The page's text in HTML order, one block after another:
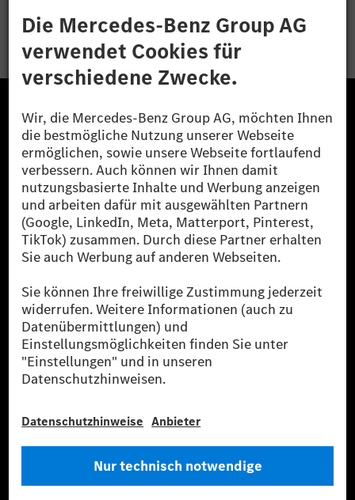
Bewerben
Die Mercedes-Benz Group.
Die Mercedes-Benz Group AG (ehemals Daimler AG)
ist eines der erfolgreichsten Automobilunternehmen
der Welt. Mit der Mercedes-Benz AG gehören wir zu
den größten Anbietern von Premium- und Luxus-Pkw
und Vans. Die Mercedes-Benz Mobility AG bietet
Finanzierung, Leasing, Fahrzeugabos und –miete,
Flottenmanagement, digitale Services rund um Laden
und Bezahlen, die Vermittlung von Versicherungen
sowie innovative Mobilitätsdienstleistungen an.
Mehr erfahren
Technische Support-Hotline Kontakt Standorte